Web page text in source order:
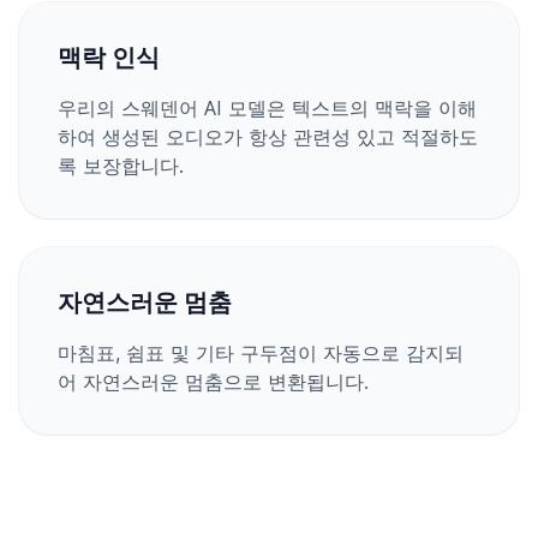
맥락 인식
우리의 스웨덴어 AI 모델은 텍스트의 맥락을 이해
하여 생성된 오디오가 항상 관련성 있고 적절하도
록 보장합니다.
자연스러운 멈춤
마침표, 쉼표 및 기타 구두점이 자동으로 감지되
어 자연스러운 멈춤으로 변환됩니다.